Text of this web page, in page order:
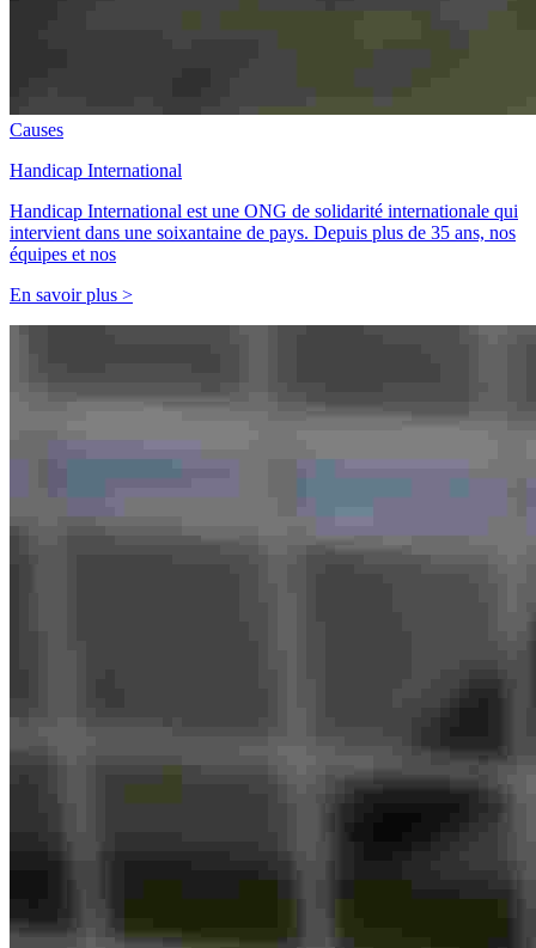
Causes
Handicap International
Handicap International est une ONG de solidarité internationale qui
intervient dans une soixantaine de pays. Depuis plus de 35 ans, nos
équipes et nos
En savoir plus >